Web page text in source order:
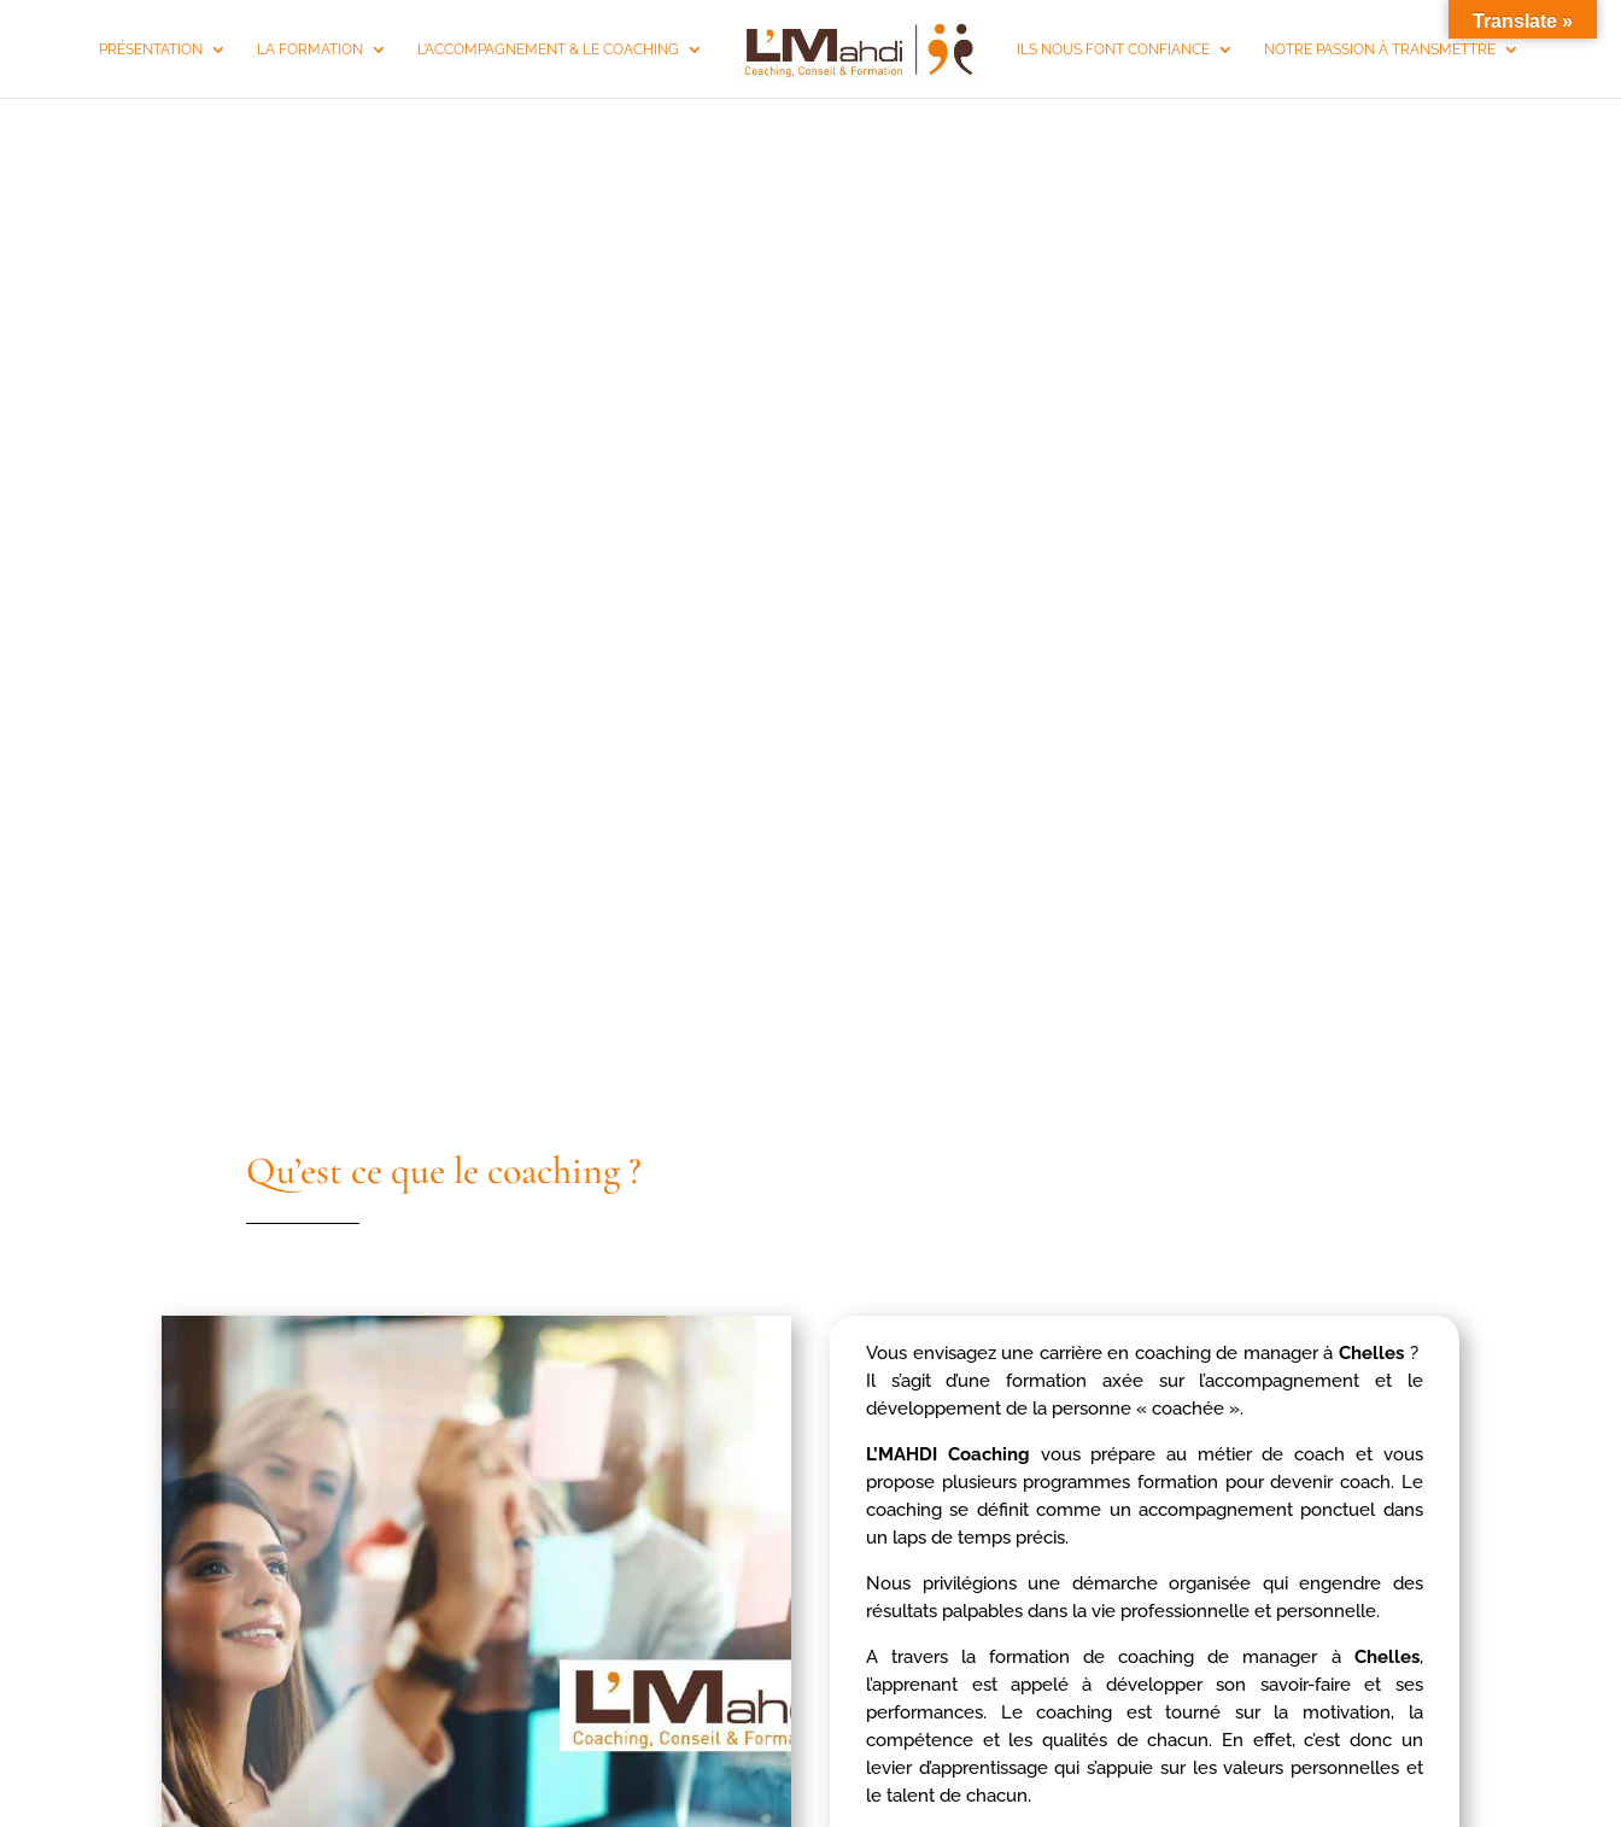
PRÉSENTATION LA FORMATION L’ACCOMPAGNEMENT & LE COACHING ILS NOUS FONT CONFIANCE NOTRE PASSION À TRANSMETTRE
Qu’est ce que le coaching ?
Vous envisagez une carrière en coaching de manager àChelles ?
Il s’agit d’une formation axée sur l’accompagnement et le
développement de la personne « coachée ».
L’MAHDI Coaching vous prépare au métier de coach et vous
propose plusieurs programmes formation pour devenir coach. Le
coaching se définit comme un accompagnement ponctuel dans
un laps de temps précis.
Nous privilégions une démarche organisée qui engendre des
résultats palpables dans la vie professionnelle et personnelle.
A travers la formation de coaching de manager à Chelles,
l’apprenant est appelé à développer son savoir-faire et ses
performances. Le coaching est tourné sur la motivation, la
compétence et les qualités de chacun. En effet, c’est donc un
levier d’apprentissage qui s’appuie sur les valeurs personnelles et
le talent de chacun.
Translate »